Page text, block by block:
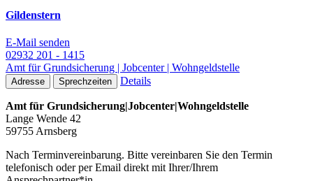
Gildenstern
E-Mail senden
02932 201 - 1415
Amt für Grundsicherung | Jobcenter | Wohngeldstelle
Adresse Sprechzeiten Details
Amt für Grundsicherung|Jobcenter|Wohngeldstelle
Lange Wende 42
59755 Arnsberg
Nach Terminvereinbarung. Bitte vereinbaren Sie den Termin
telefonisch oder per Email direkt mit Ihrer/Ihrem